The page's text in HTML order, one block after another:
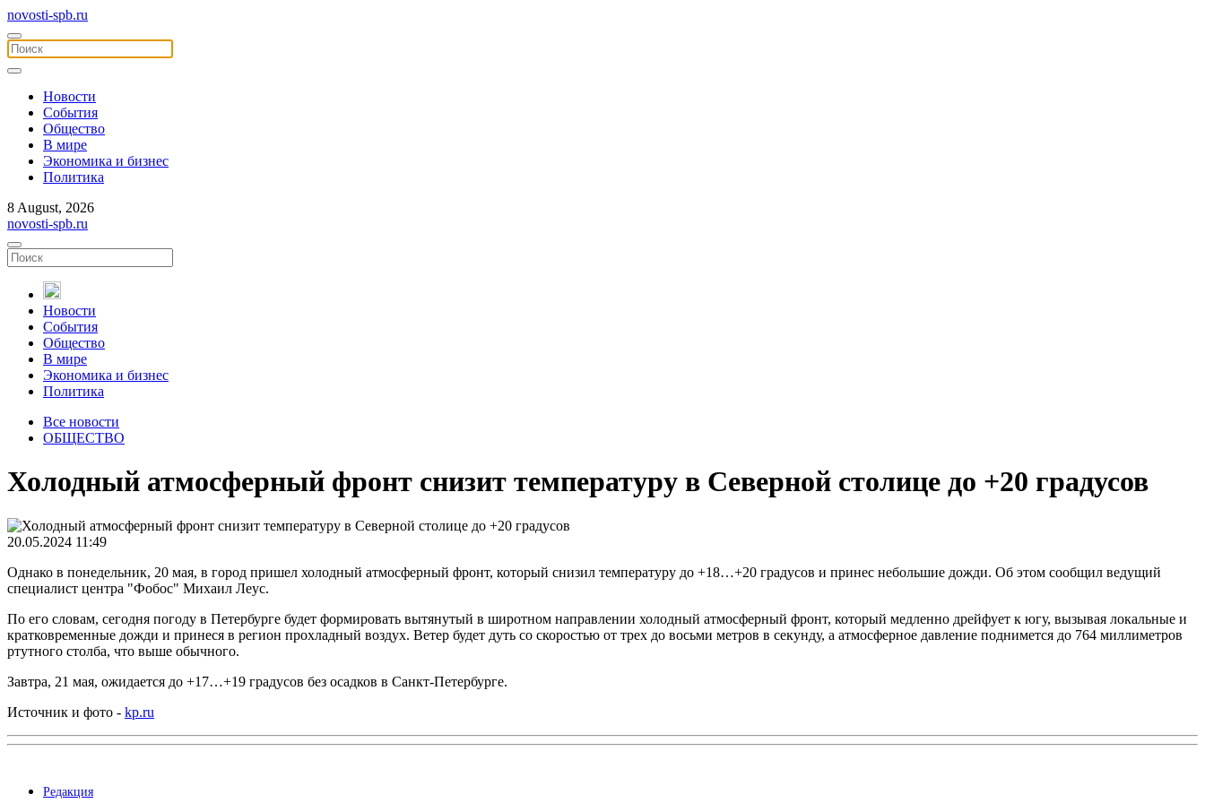
novosti-spb.ru
Новости
События
Общество
В мире
Экономика и бизнес
Политика
8 August, 2026
novosti-spb.ru
Новости
События
Общество
В мире
Экономика и бизнес
Политика
Все новости
ОБЩЕСТВО
Холодный атмосферный фронт снизит температуру в Северной столице до +20 градусов
20.05.2024 11:49
Однако в понедельник, 20 мая, в город пришел холодный атмосферный фронт, который снизил температуру до +18…+20 градусов и принес небольшие дожди. Об этом сообщил ведущий
специалист центра "Фобос" Михаил Леус.
По его словам, сегодня погоду в Петербурге будет формировать вытянутый в широтном направлении холодный атмосферный фронт, который медленно дрейфует к югу, вызывая локальные и
кратковременные дожди и принеся в регион прохладный воздух. Ветер будет дуть со скоростью от трех до восьми метров в секунду, а атмосферное давление поднимется до 764 миллиметров
ртутного столба, что выше обычного.
Завтра, 21 мая, ожидается до +17…+19 градусов без осадков в Санкт-Петербурге.
Источник и фото - kp.ru
Редакция